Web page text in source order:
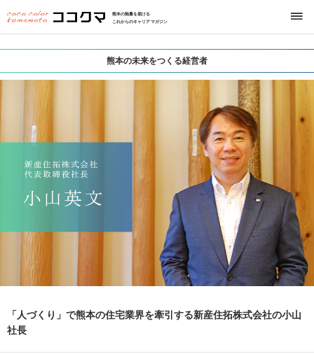
熊本の熱量を届ける
これからのキャリアマガジン
熊本の未来をつくる経営者
「人づくり」で熊本の住宅業界を牽引する新産住拓株式会社の小山
社長